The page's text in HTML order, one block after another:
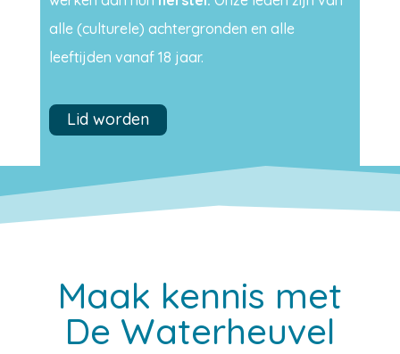
alle (culturele) achtergronden en alle
leeftijden vanaf 18 jaar.
Lid worden
Maak kennis met
De Waterheuvel